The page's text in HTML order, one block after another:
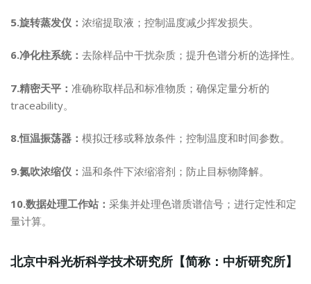
5.旋转蒸发仪： 浓缩提取液；控制温度减少挥发损失。
6.净化柱系统： 去除样品中干扰杂质；提升色谱分析的选择性。
7.精密天平： 准确称取样品和标准物质；确保定量分析的
traceability。
8.恒温振荡器： 模拟迁移或释放条件；控制温度和时间参数。
9.氮吹浓缩仪： 温和条件下浓缩溶剂；防止目标物降解。
10.数据处理工作站： 采集并处理色谱质谱信号；进行定性和定
量计算。
北京中科光析科学技术研究所【简称：中析研究所】